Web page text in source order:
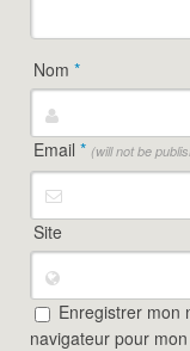
Nom*
Email* (will not be
Site
Enregistrer mon
navigateur pour